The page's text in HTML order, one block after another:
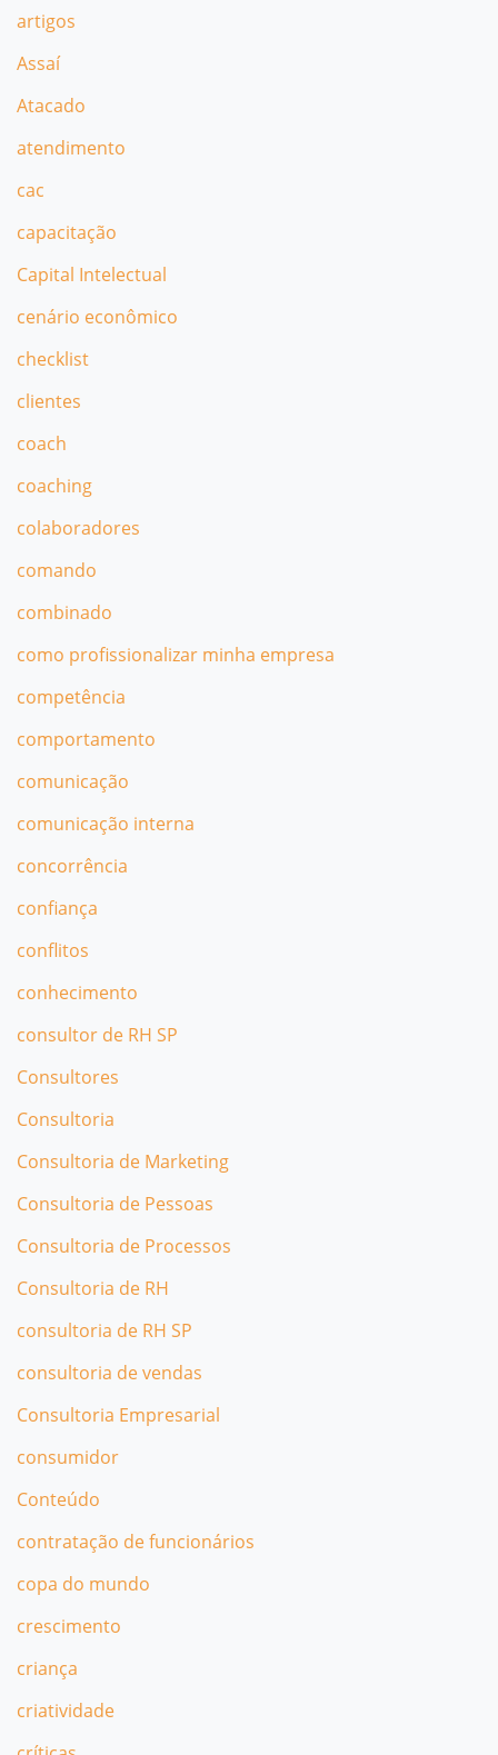
artigos
Assaí
Atacado
atendimento
cac
capacitação
Capital Intelectual
cenário econômico
checklist
clientes
coach
coaching
colaboradores
comando
combinado
como profissionalizar minha empresa
competência
comportamento
comunicação
comunicação interna
concorrência
confiança
conflitos
conhecimento
consultor de RH SP
Consultores
Consultoria
Consultoria de Marketing
Consultoria de Pessoas
Consultoria de Processos
Consultoria de RH
consultoria de RH SP
consultoria de vendas
Consultoria Empresarial
consumidor
Conteúdo
contratação de funcionários
copa do mundo
crescimento
criança
criatividade